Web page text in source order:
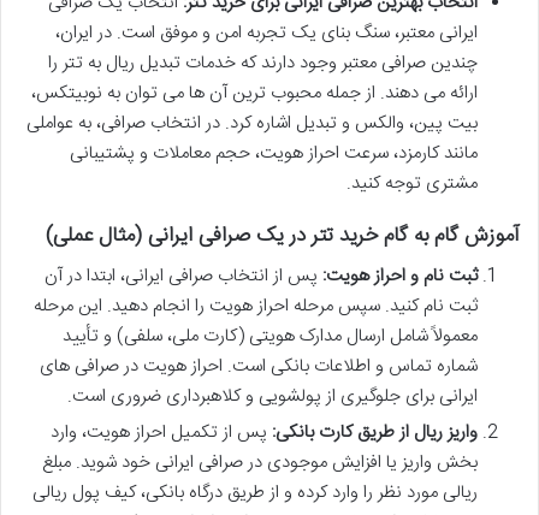
ایرانی معتبر، سنگ بنای یک تجربه امن و موفق است. در ایران،
چندین صرافی معتبر وجود دارند که خدمات تبدیل ریال به تتر را
ارائه می دهند. از جمله محبوب ترین آن ها می توان به نوبیتکس،
بیت پین، والکس و تبدیل اشاره کرد. در انتخاب صرافی، به عواملی
مانند کارمزد، سرعت احراز هویت، حجم معاملات و پشتیبانی
مشتری توجه کنید.
آموزش گام به گام خرید تتر در یک صرافی ایرانی (مثال عملی)
ثبت نام و احراز هویت: پس از انتخاب صرافی ایرانی، ابتدا در آن
ثبت نام کنید. سپس مرحله احراز هویت را انجام دهید. این مرحله
معمولاً شامل ارسال مدارک هویتی (کارت ملی، سلفی) و تأیید
شماره تماس و اطلاعات بانکی است. احراز هویت در صرافی های
ایرانی برای جلوگیری از پولشویی و کلاهبرداری ضروری است.
واریز ریال از طریق کارت بانکی: پس از تکمیل احراز هویت، وارد
بخش واریز یا افزایش موجودی در صرافی ایرانی خود شوید. مبلغ
ریالی مورد نظر را وارد کرده و از طریق درگاه بانکی، کیف پول ریالی